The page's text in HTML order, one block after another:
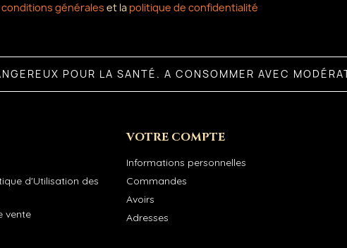
conditions générales et la politique de confidentialité
POUR LA SANTÉ. A CONSOMMER AVEC
d'Utilisation des
vente
VOTRE COMPTE
Informations personnelles
Commandes
Avoirs
Adresses